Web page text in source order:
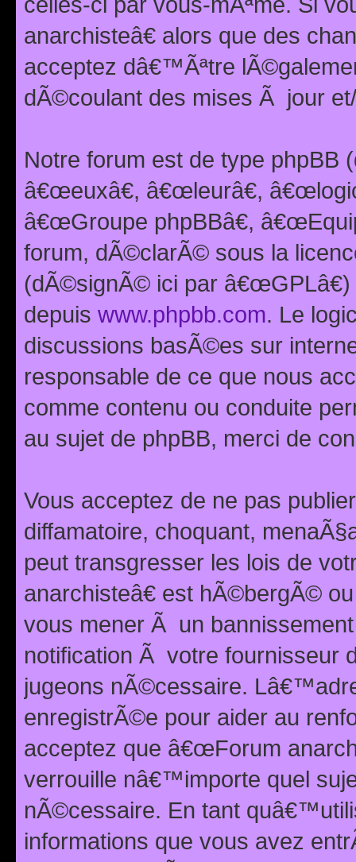
anarchisteâ€ alors que des
acceptez dâ€™Ãªtre
dÃ©coulant des mises Ã jour
Notre forum est de type phpBB
â€œeuxâ€, â€œleurâ€,
â€œGroupe phpBBâ€,
forum, dÃ©clarÃ© sous la
(dÃ©signÃ© ici par
depuis www.phpbb.com. Le
discussions basÃ©es sur
responsable de ce que nous
comme contenu ou conduite
au sujet de phpBB, merci de
Vous acceptez de ne pas
diffamatoire, choquant,
peut transgresser les lois de
anarchisteâ€ est hÃ©bergÃ©
vous mener Ã un
notification Ã votre fournisseur
jugeons nÃ©cessaire.
enregistrÃ©e pour aider au
acceptez que â€œForum
verrouille nâ€™importe quel
nÃ©cessaire. En tant
informations que vous avez